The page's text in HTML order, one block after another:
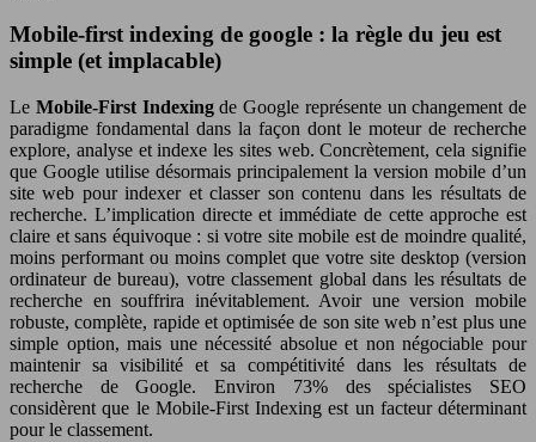
Mobile-first indexing de google : la règle du jeu est
simple (et implacable)
Le Mobile-First Indexingde Google représente un changement de
paradigme fondamental dans la façon dont le moteur de recherche
explore, analyse et indexe les sites web. Concrètement, cela signifie
que Google utilise désormais principalement la version mobile d’un
site web pour indexer et classer son contenu dans les résultats de
recherche. L’implication directe et immédiate de cette approche est
claire et sans équivoque : si votre site mobile est de moindre qualité,
moins performant ou moins complet que votre site desktop (version
ordinateur de bureau), votre classement global dans les résultats de
recherche en souffrira inévitablement. Avoir une version mobile
robuste, complète, rapide et optimisée de son site web n’est plus une
simple option, mais une nécessité absolue et non négociable pour
maintenir sa visibilité et sa compétitivité dans les résultats de
recherche de Google. Environ 73% des spécialistes SEO
considèrent que le Mobile-First Indexing est un facteur déterminant
pour le classement.